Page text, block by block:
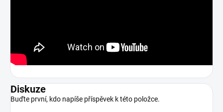
Diskuze
Buďte první, kdo napíše příspěvek k této položce.